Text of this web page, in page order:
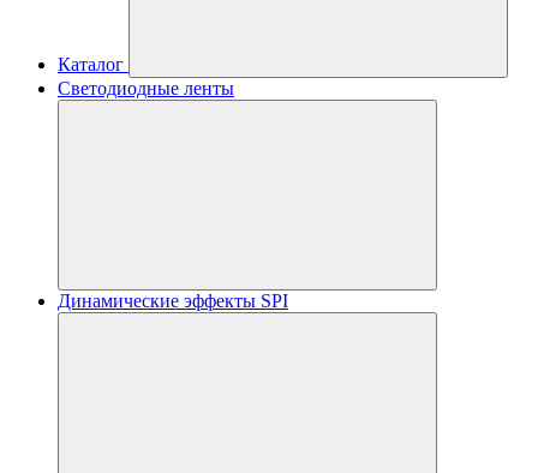
Каталог
Светодиодные ленты
Динамические эффекты SPI